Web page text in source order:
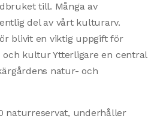
till. Många av
del av vårt kulturarv.
blivit en viktig uppgift för
kultur Ytterligare en central
natur- och
naturreservat, underhåller